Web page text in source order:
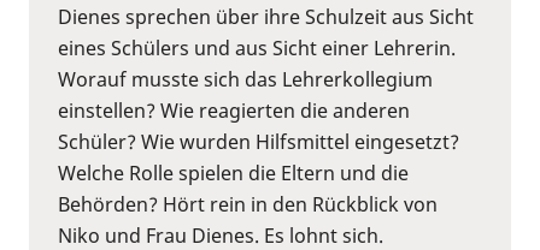
Dienes sprechen über ihre Schulzeit aus Sicht
eines Schülers und aus Sicht einer Lehrerin.
Worauf musste sich das Lehrerkollegium
einstellen? Wie reagierten die anderen
Schüler? Wie wurden Hilfsmittel eingesetzt?
Welche Rolle spielen die Eltern und die
Behörden? Hört rein in den Rückblick von
Niko und Frau Dienes. Es lohnt sich.